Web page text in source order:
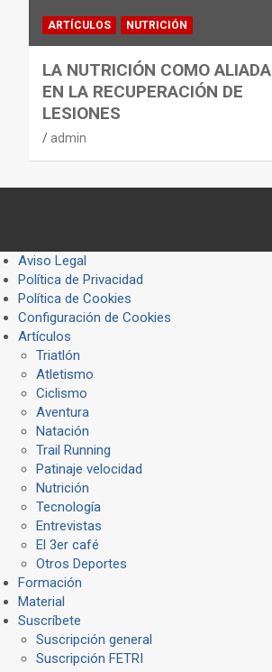
ARTÍCULOS NUTRICIÓN
LA NUTRICIÓN COMO ALIADA
EN LA RECUPERACIÓN DE
LESIONES
admin
Aviso Legal
Política de Privacidad
Política de Cookies
Configuración de Cookies
Artículos
Triatlón
Atletismo
Ciclismo
Aventura
Natación
Trail Running
Patinaje velocidad
Nutrición
Tecnología
Entrevistas
El 3er café
Otros Deportes
Formación
Material
Suscríbete
Suscripción general
Suscripción FETRI